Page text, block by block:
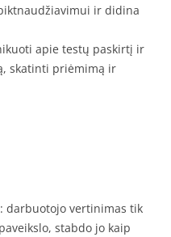
ir didina
apie testų paskirtį ir
skatinti priėmimą ir
darbuotojo vertinimas tik
stabdo jo kaip